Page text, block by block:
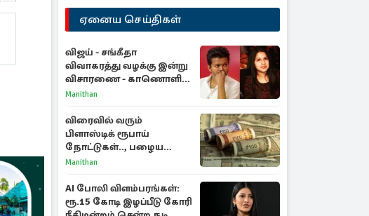
ஏனைய செய்திகள்
விஜய் - சங்கீதா
விவாகரத்து வழக்கு இன்று
விசாரணை - காணொளி
மூலம் ஆஜராக வாய்ப்பு
Manithan
விரைவில் வரும்
பிளாஸ்டிக் ரூபாய்
நோட்டுகள்.., பழைய
காகித நோட்டுகள்
Manithan
AI போலி விளம்பரங்கள்:
ரூ.15 கோடி இழப்பீடு கோரி